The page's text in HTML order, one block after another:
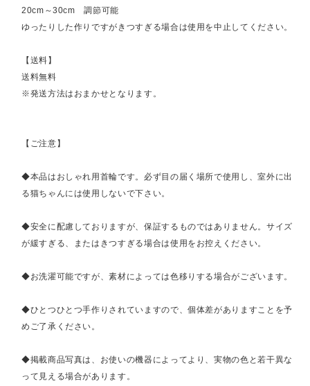
20cm～30cm 調節可能
ゆったりした作りですがきつすぎる場合は使用を中止してください。
【送料】
送料無料
※発送方法はおまかせとなります。
【ご注意】
◆本品はおしゃれ用首輪です。必ず目の届く場所で使用し、室外に出
る猫ちゃんには使用しないで下さい。
◆安全に配慮しておりますが、保証するものではありません。サイズ
が緩すぎる、またはきつすぎる場合は使用をお控えください。
◆お洗濯可能ですが、素材によっては色移りする場合がございます。
◆ひとつひとつ手作りされていますので、個体差がありますことを予
めご了承ください。
◆掲載商品写真は、お使いの機器によってより、実物の色と若干異な
って見える場合があります。